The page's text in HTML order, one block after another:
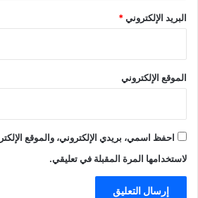
البريد الإلكتروني*
الموقع الإلكتروني
احفظ اسمي، بريدي الإلكتروني، والموقع
لاستخدامها المرة المقبلة في تعليقي.